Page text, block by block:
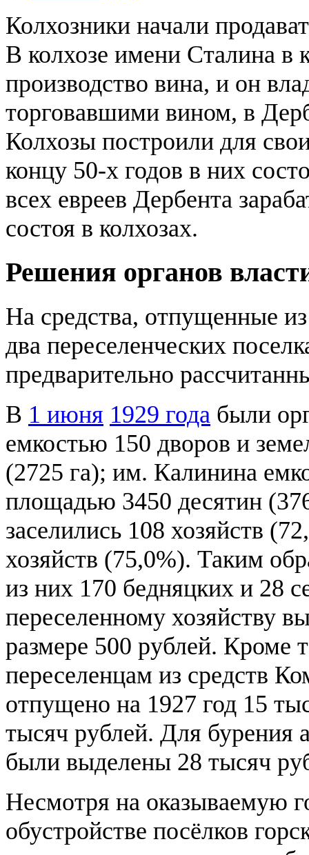
Колхозники начали
В колхозе имени Сталина в
производство вина, и он
торговавшими вином, в
Колхозы построили для
концу 50-х годов в них
всех евреев Дербента
состоя в колхозах.
Решения органов
На средства, отпущенные
два переселенческих
предварительно
В 1 июня 1929 года были
емкостью 150 дворов и
(2725 га); им. Калинина
площадью 3450 десятин
заселились 108 хозяйств
хозяйств (75,0%). Таким
из них 170 бедняцких и 28
переселенному хозяйству
размере 500 рублей. Кроме
переселенцам из средств
отпущено на 1927 год 15
тысяч рублей. Для бурения
были выделены 28 тысяч
Несмотря на оказываемую
обустройстве посёлков